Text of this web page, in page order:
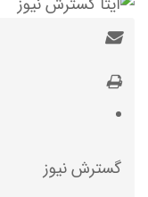
گسترش نیوز